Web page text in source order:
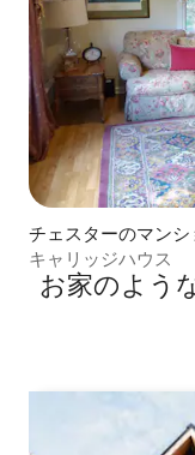
チェスターのマンシ
キャリッジハウス
お家のよう